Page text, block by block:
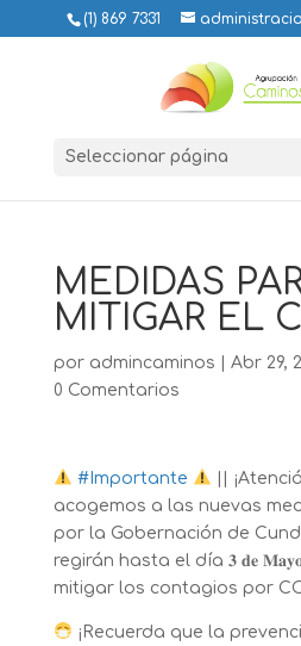
(1) 869 7331
Seleccionar página
MEDIDAS
MITIGAR EL
por admincaminos Abr 29,
0 Comentarios
#Importante
||
acogemos a las nuevas
por la Gobernación de
regirán hasta el día 𝟑 𝐝𝐞
mitigar los contagios por
¡Recuerda que la